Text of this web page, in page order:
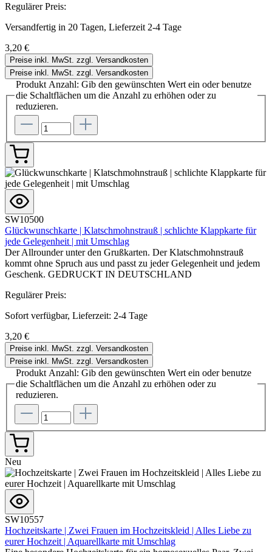
Regulärer Preis:
Versandfertig in 20 Tagen, Lieferzeit 2-4 Tage
3,20 €
Preise inkl. MwSt. zzgl. Versandkosten
Preise inkl. MwSt. zzgl. Versandkosten
Produkt Anzahl: Gib den gewünschten Wert ein oder benutze
die Schaltflächen um die Anzahl zu erhöhen oder zu
reduzieren.
SW10500
Glückwunschkarte | Klatschmohnstrauß | schlichte Klappkarte für
jede Gelegenheit | mit Umschlag
Der Allrounder unter den Grußkarten. Der Klatschmohnstrauß
kommt ohne Spruch aus und passt zu jeder Gelegenheit und jedem
Geschenk. GEDRUCKT IN DEUTSCHLAND
Regulärer Preis:
Sofort verfügbar, Lieferzeit: 2-4 Tage
3,20 €
Preise inkl. MwSt. zzgl. Versandkosten
Preise inkl. MwSt. zzgl. Versandkosten
Produkt Anzahl: Gib den gewünschten Wert ein oder benutze
die Schaltflächen um die Anzahl zu erhöhen oder zu
reduzieren.
Neu
SW10557
Hochzeitskarte | Zwei Frauen im Hochzeitskleid | Alles Liebe zu
eurer Hochzeit | Aquarellkarte mit Umschlag